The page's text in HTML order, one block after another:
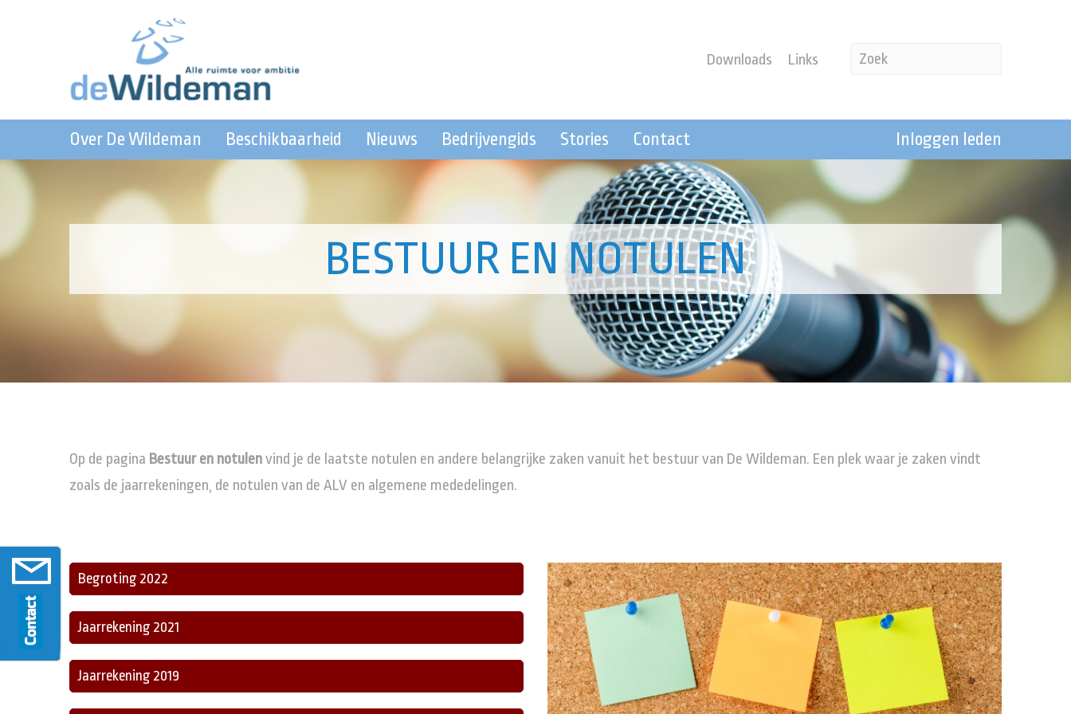
Downloads Links
Over De Wildeman Beschikbaarheid Nieuws Bedrijvengids Stories Contact Inloggen leden
BESTUUR EN NOTULEN
Op de pagina Bestuur en notulenvind je de laatste notulen en andere belangrijke zaken vanuit het bestuur van De Wildeman. Een plek waar je zaken vindt
zoals de jaarrekeningen, de notulen van de ALV en algemene mededelingen.
Begroting 2022
Jaarrekening 2021
Jaarrekening 2019